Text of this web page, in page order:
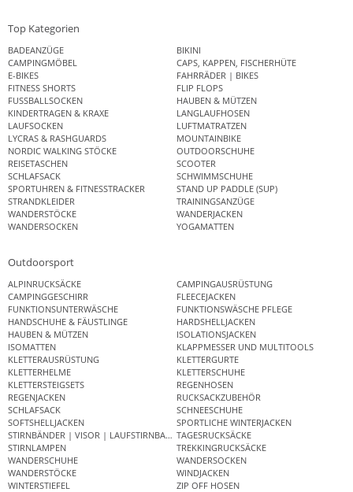
Top Kategorien
BADEANZÜGE
BIKINI
CAMPINGMÖBEL
CAPS, KAPPEN, FISCHERHÜTE
E-BIKES
FAHRRÄDER | BIKES
FITNESS SHORTS
FLIP FLOPS
FUSSBALLSOCKEN
HAUBEN & MÜTZEN
KINDERTRAGEN & KRAXE
LANGLAUFHOSEN
LAUFSOCKEN
LUFTMATRATZEN
LYCRAS & RASHGUARDS
MOUNTAINBIKE
NORDIC WALKING STÖCKE
OUTDOORSCHUHE
REISETASCHEN
SCOOTER
SCHLAFSACK
SCHWIMMSCHUHE
SPORTUHREN & FITNESSTRACKER
STAND UP PADDLE (SUP)
STRANDKLEIDER
TRAININGSANZÜGE
WANDERSTÖCKE
WANDERJACKEN
WANDERSOCKEN
YOGAMATTEN
Outdoorsport
ALPINRUCKSÄCKE
CAMPINGAUSRÜSTUNG
CAMPINGGESCHIRR
FLEECEJACKEN
FUNKTIONSUNTERWÄSCHE
FUNKTIONSWÄSCHE PFLEGE
HANDSCHUHE & FÄUSTLINGE
HARDSHELLJACKEN
HAUBEN & MÜTZEN
ISOLATIONSJACKEN
ISOMATTEN
KLAPPMESSER UND MULTITOOLS
KLETTERAUSRÜSTUNG
KLETTERGURTE
KLETTERHELME
KLETTERSCHUHE
KLETTERSTEIGSETS
REGENHOSEN
REGENJACKEN
RUCKSACKZUBEHÖR
SCHLAFSACK
SCHNEESCHUHE
SOFTSHELLJACKEN
SPORTLICHE WINTERJACKEN
STIRNBÄNDER | VISOR | LAUFSTIRNBANDTAGESRUCKSÄCKE
STIRNLAMPEN
TREKKINGRUCKSÄCKE
WANDERSCHUHE
WANDERSOCKEN
WANDERSTÖCKE
WINDJACKEN
WINTERSTIEFEL
ZIP OFF HOSEN